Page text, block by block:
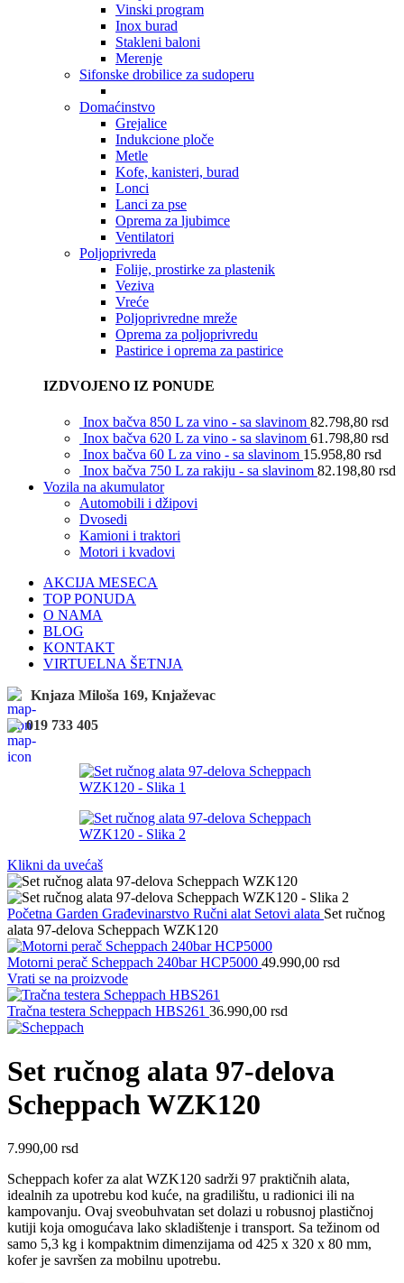
Vinski program
Inox burad
Stakleni baloni
Merenje
Sifonske drobilice za sudoperu
Domaćinstvo
Grejalice
Indukcione ploče
Metle
Kofe, kanisteri, burad
Lonci
Lanci za pse
Oprema za ljubimce
Ventilatori
Poljoprivreda
Folije, prostirke za plastenik
Veziva
Vreće
Poljoprivredne mreže
Oprema za poljoprivredu
Pastirice i oprema za pastirice
IZDVOJENO IZ PONUDE
Inox bačva 850 L za vino - sa slavinom 82.798,80 rsd
Inox bačva 620 L za vino - sa slavinom 61.798,80 rsd
Inox bačva 60 L za vino - sa slavinom 15.958,80 rsd
Inox bačva 750 L za rakiju - sa slavinom 82.198,80 rsd
Vozila na akumulator
Automobili i džipovi
Dvosedi
Kamioni i traktori
Motori i kvadovi
AKCIJA MESECA
TOP PONUDA
O NAMA
BLOG
KONTAKT
VIRTUELNA ŠETNJA
Knjaza Miloša 169, Knjaževac
019 733 405
Klikni da uvećaš
Početna Garden Građevinarstvo Ručni alat Setovi alata Set ručnog
alata 97-delova Scheppach WZK120
Motorni perač Scheppach 240bar HCP5000 49.990,00 rsd
Vrati se na proizvode
Tračna testera Scheppach HBS261 36.990,00 rsd
Set ručnog alata 97-delova
Scheppach WZK120
7.990,00 rsd
Scheppach kofer za alat WZK120 sadrži 97 praktičnih alata,
idealnih za upotrebu kod kuće, na gradilištu, u radionici ili na
kampovanju. Ovaj sveobuhvatan set dolazi u robusnoj plastičnoj
kutiji koja omogućava lako skladištenje i transport. Sa težinom od
samo 5,3 kg i kompaktnim dimenzijama od 425 x 320 x 80 mm,
kofer je savršen za mobilnu upotrebu.